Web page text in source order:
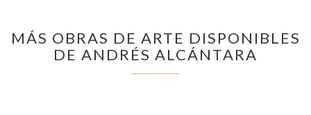
MÁS OBRAS DE ARTE DISPONIBLES
DE ANDRÉS ALCÁNTARA